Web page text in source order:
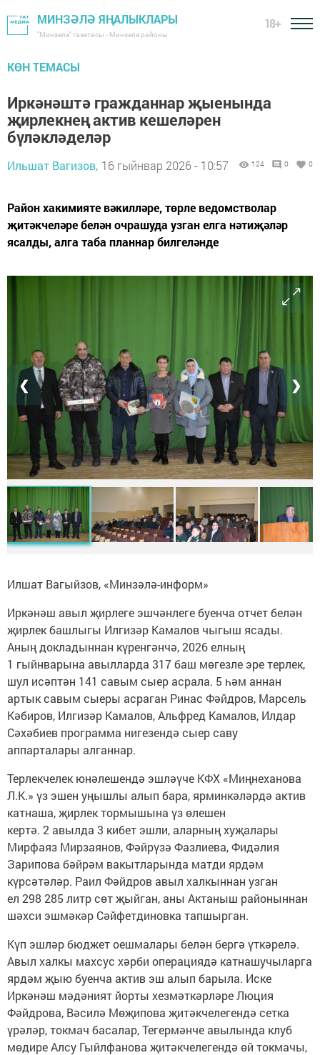
МИНЗӘЛӘ ЯҢАЛЫКЛАРЫ
"Минзәлә" газетасы - Минзәлә районы
18+
КӨН ТЕМАСЫ
Иркәнәштә гражданнар җыенында
җирлекнең актив кешеләрен
бүләкләделәр
Ильшат Вагизов, 16 гыйнвар 2026 - 10:57 124 0 0
Район хакимияте вәкилләре, төрле ведомстволар
җитәкчеләре белән очрашуда узган елга нәтиҗәләр
ясалды, алга таба планнар билгеләнде
❮ ❯
Илшат Вагыйзов, «Минзәлә-информ»
Иркәнәш авыл җирлеге эшчәнлеге буенча отчет белән
җирлек башлыгы Илгизәр Камалов чыгыш ясады.
Аның докладыннан күренгәнчә, 2026 елның
1 гыйнварына авылларда 317 баш мөгезле эре терлек,
шул исәптән 141 савым сыер асрала. 5 һәм аннан
артык савым сыеры асраган Ринас Фәйдров, Марсель
Кәбиров, Илгизәр Камалов, Альфред Камалов, Илдар
Сәхәбиев программа нигезендә сыер саву
аппарталары алганнар.
Терлекчелек юнәлешендә эшләүче КФХ «Миңнеханова
Л.К.» үз эшен уңышлы алып бара, ярминкәләрдә актив
катнаша, җирлек тормышына үз өлешен
кертә. 2 авылда 3 кибет эшли, аларның хуҗалары
Мирфаяз Мирзаянов, Фәйрүзә Фазлиева, Фидәлия
Зарипова бәйрәм вакытларында матди ярдәм
күрсәтәләр. Раил Фәйдров авыл халкыннан узган
ел 298 285 литр сөт җыйган, аны Актаныш районыннан
шәхси эшмәкәр Сәйфетдиновка тапшырган.
Күп эшләр бюджет оешмалары белән бергә үткәрелә.
Авыл халкы махсус хәрби операциядә катнашучыларга
ярдәм җыю буенча актив эш алып барыла. Иске
Иркәнәш мәдәният йорты хезмәткәрләре Люция
Фәйдрова, Вәсилә Мөҗипова җитәкчелегендә сетка
үрәләр, токмач басалар, Тегермәнче авылында клуб
мөдире Алсу Гыйлфанова җитәкчелегендә өй токмачы,